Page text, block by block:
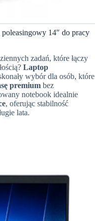
14″ do pracy
zadań, które łączy
Laptop
wybór dla osób, które
premium bez
notebook idealnie
, oferując stabilność
lata.